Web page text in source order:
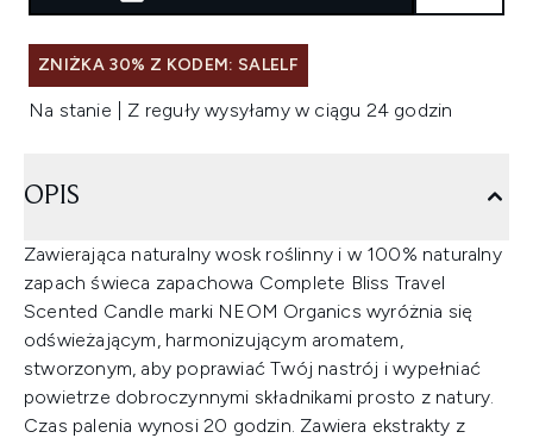
ZNIŻKA 30% Z KODEM: SALELF
Na stanie | Z reguły wysyłamy w ciągu 24 godzin
OPIS
Zawierająca naturalny wosk roślinny i w 100% naturalny
zapach świeca zapachowa Complete Bliss Travel
Scented Candle marki NEOM Organics wyróżnia się
odświeżającym, harmonizującym aromatem,
stworzonym, aby poprawiać Twój nastrój i wypełniać
powietrze dobroczynnymi składnikami prosto z natury.
Czas palenia wynosi 20 godzin. Zawiera ekstrakty z